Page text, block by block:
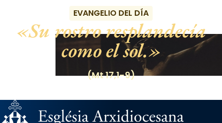
EVANGELIO DEL DÍA
Su rostro resplandecía
como el sol.
(Mt 17,1-9)